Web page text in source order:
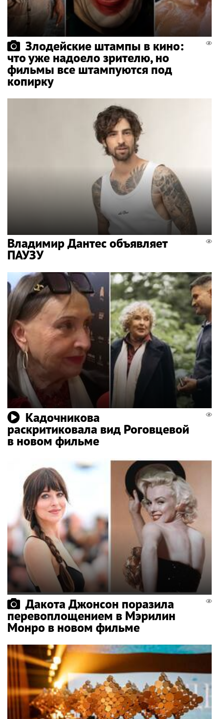
Злодейские штампы в кино:
что уже надоело зрителю, но
фильмы все штампуются под
копирку
Владимир Дантес объявляет
ПАУЗУ
Кадочникова
раскритиковала вид Роговцевой
в новом фильме
Дакота Джонсон поразила
перевоплощением в Мэрилин
Монро в новом фильме